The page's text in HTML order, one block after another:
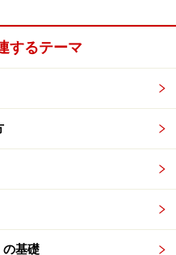
するテーマ
の基礎